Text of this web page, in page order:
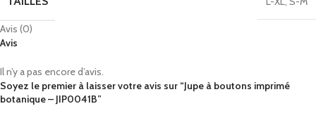
Avis (0)
Avis
Il n’y a pas encore d’avis.
Soyez le premier à laisser votre avis sur “Jupe à boutons imprimé
botanique – JIP0041B”